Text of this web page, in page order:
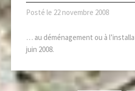
Posté le 22 novembre 2008
… au déménagement ou à
juin 2008.